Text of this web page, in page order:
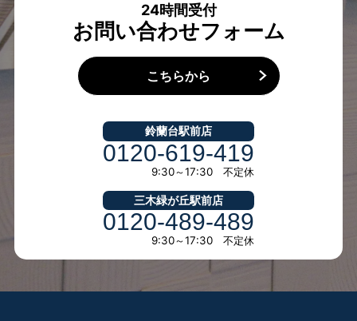
24時間受付
お問い合わせフォーム
こちらから
鈴蘭台駅前店
0120-619-419
9:30～17:30 不定休
三木緑が丘駅前店
0120-489-489
9:30～17:30 不定休